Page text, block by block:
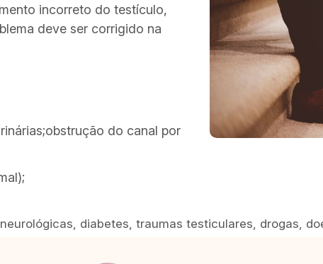
incorreto do testículo,
deve ser corrigido na
do canal por
diabetes, traumas testiculares, drogas,